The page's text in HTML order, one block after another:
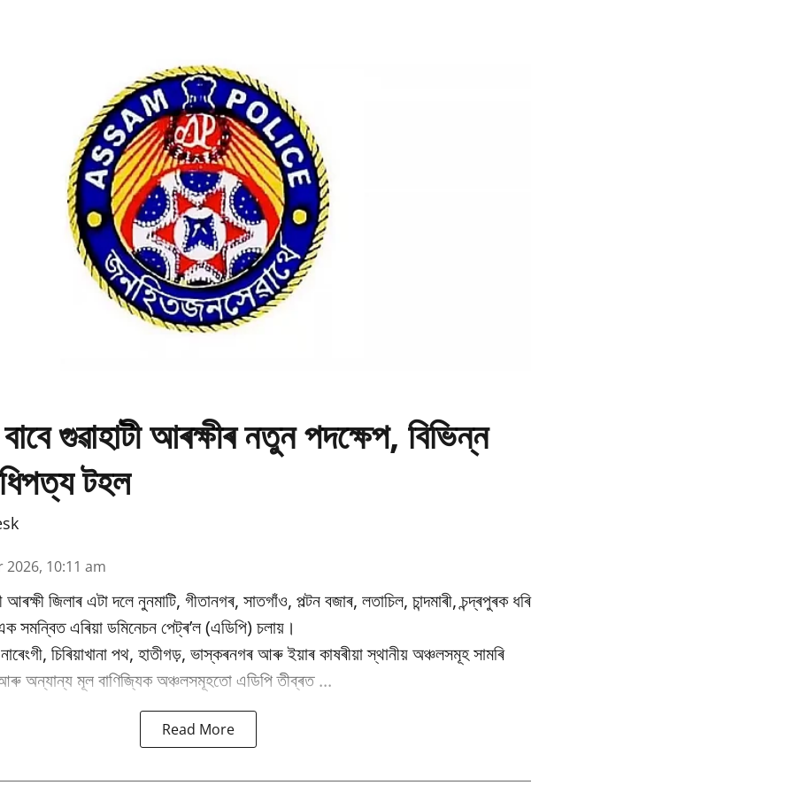
গুৱাহাটী আৰক্ষীৰ নতুন পদক্ষেপ, বিভিন্ন
টহল
2026, 10:11 am
আৰক্ষী জিলাৰ এটা দলে নুনমাটি, গীতানগৰ, সাতগাঁও, পল্টন বজাৰ, লতাচিল, চান্দমাৰী, চন্দ্ৰপুৰক ধৰি
সমন্বিত এৰিয়া ডমিনেচন পেট্ৰ’ল (এডিপি) চলায়।
চিৰিয়াখানা পথ, হাতীগড়, ভাস্কৰনগৰ আৰু ইয়াৰ কাষৰীয়া স্থানীয় অঞ্চলসমূহ সামৰি
অন্যান্য মূল বাণিজ্যিক অঞ্চলসমূহতো এডিপি তীব্ৰত ...
Read More